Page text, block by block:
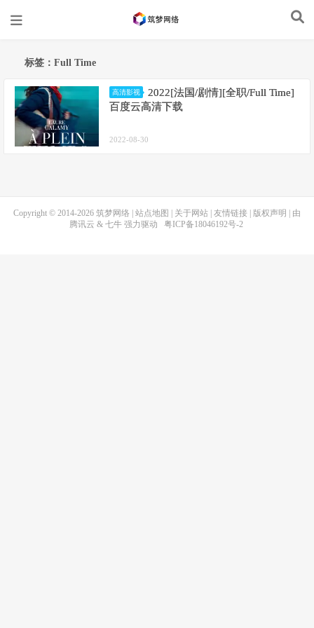
标签：Full Time
高清影视
2022[法国/剧情][全职/Full Time]
百度云高清下载
2022-08-30
Copyright © 2014-2026 筑梦网络 站点地图 关于网站 友情链接 版权声明
| 由
腾讯云 & 七牛强力驱动 粤ICP备18046192号-2